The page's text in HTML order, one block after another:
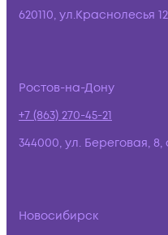
620110, ул.Краснолесья
Ростов-на-Дону
+7 (863) 270-45-21
344000, ул. Береговая, 8,
Новосибирск